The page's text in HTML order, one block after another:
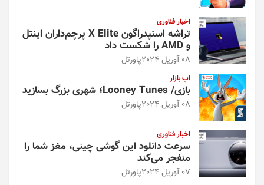
اخبار فناوری
تراشه اسنپدراگون X Elite پرچم‌داران اینتل
و AMD را شکست داد
08 آوریل 2024 پاورتل
اپ بازار
بازی/ Looney Tunes؛ شهری بزرگ بسازید
08 آوریل 2024 پاورتل
اخبار فناوری
سرعت دانلود این گوشی چینی، مغز شما را
منفجر می‌کند
07 آوریل 2024 پاورتل